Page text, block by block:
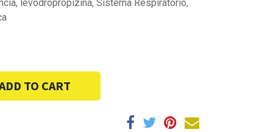
levodropropizina, Sistema Respiratorio,
TO CART